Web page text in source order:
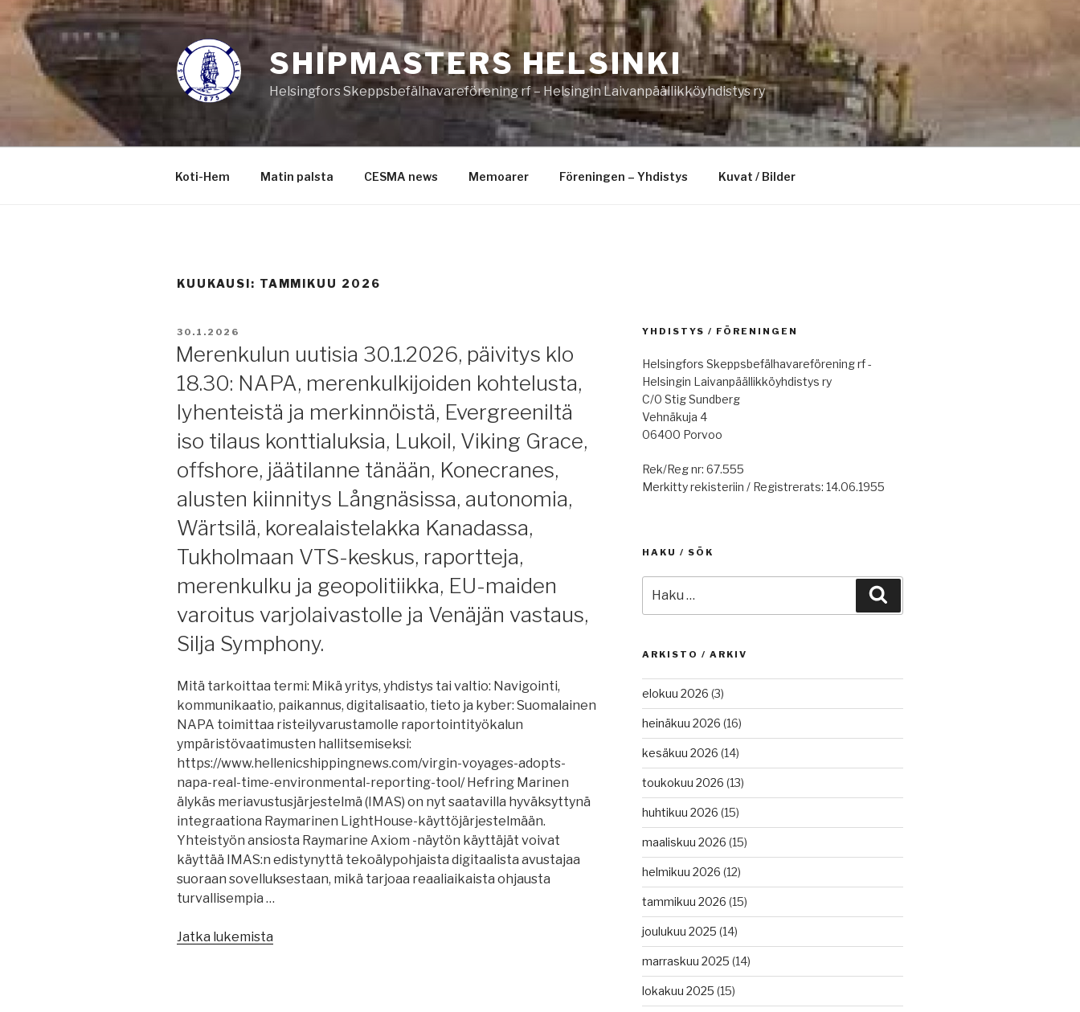
Siirry
sisältöön
SHIPMASTERS HELSINKI
Helsingfors Skeppsbefälhavareförening rf – Helsingin Laivanpäällikköyhdistys ry
Koti-Hem Matin palsta CESMA news Memoarer Föreningen – Yhdistys Kuvat / Bilder
KUUKAUSI: TAMMIKUU 2026
JULKAISTU
30.1.2026
Merenkulun uutisia 30.1.2026, päivitys klo
18.30: NAPA, merenkulkijoiden kohtelusta,
lyhenteistä ja merkinnöistä, Evergreeniltä
iso tilaus konttialuksia, Lukoil, Viking Grace,
offshore, jäätilanne tänään, Konecranes,
alusten kiinnitys Långnäsissa, autonomia,
Wärtsilä, korealaistelakka Kanadassa,
Tukholmaan VTS-keskus, raportteja,
merenkulku ja geopolitiikka, EU-maiden
varoitus varjolaivastolle ja Venäjän vastaus,
Silja Symphony.
Mitä tarkoittaa termi: Mikä yritys, yhdistys tai valtio: Navigointi,
kommunikaatio, paikannus, digitalisaatio, tieto ja kyber: Suomalainen
NAPA toimittaa risteilyvarustamolle raportointityökalun
ympäristövaatimusten hallitsemiseksi:
https://www.hellenicshippingnews.com/virgin-voyages-adopts-
napa-real-time-environmental-reporting-tool/ Hefring Marinen
älykäs meriavustusjärjestelmä (IMAS) on nyt saatavilla hyväksyttynä
integraationa Raymarinen LightHouse-käyttöjärjestelmään.
Yhteistyön ansiosta Raymarine Axiom -näytön käyttäjät voivat
käyttää IMAS:n edistynyttä tekoälypohjaista digitaalista avustajaa
suoraan sovelluksestaan, mikä tarjoaa reaaliaikaista ohjausta
turvallisempia …
Jatka lukemista
YHDISTYS / FÖRENINGEN
Helsingfors Skeppsbefälhavareförening rf -
Helsingin Laivanpäällikköyhdistys ry
C/0 Stig Sundberg
Vehnäkuja 4
06400 Porvoo
Rek/Reg nr: 67.555
Merkitty rekisteriin / Registrerats: 14.06.1955
HAKU / SÖK
ARKISTO / ARKIV
elokuu 2026 (3)
heinäkuu 2026 (16)
kesäkuu 2026 (14)
toukokuu 2026 (13)
huhtikuu 2026 (15)
maaliskuu 2026 (15)
helmikuu 2026 (12)
tammikuu 2026 (15)
joulukuu 2025 (14)
marraskuu 2025 (14)
lokakuu 2025 (15)